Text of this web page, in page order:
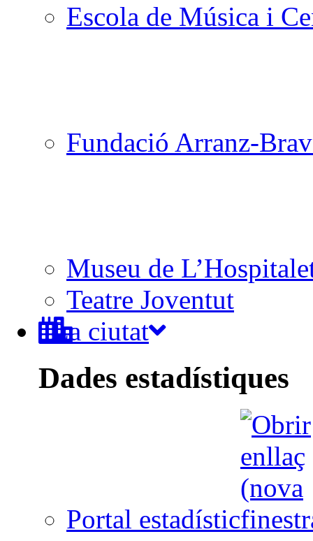
Escola de Música i
Fundació Arranz-
Museu de
Teatre Joventut
La ciutat
Dades estadístiques
Portal estadístic